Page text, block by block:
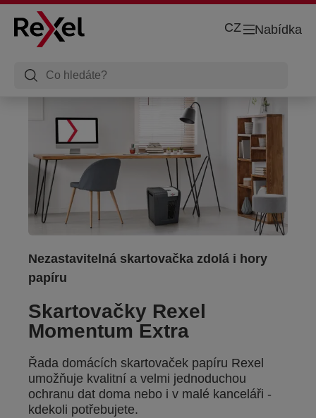
Nabídka
CZ
Nezastavitelná skartovačka zdolá i hory
papíru
Skartovačky Rexel
Momentum Extra
Řada domácích skartovaček papíru Rexel
umožňuje kvalitní a velmi jednoduchou
ochranu dat doma nebo i v malé kanceláři -
kdekoli potřebujete.